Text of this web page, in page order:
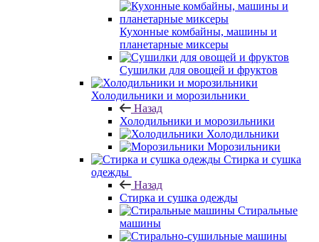
Кухонные комбайны, машины и
планетарные миксеры
Сушилки для овощей и фруктов
Холодильники и морозильники
Назад
Холодильники и морозильники
Холодильники
Морозильники
Стирка и сушка
одежды
Назад
Стирка и сушка одежды
Стиральные
машины